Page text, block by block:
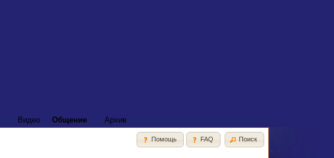
Видео Общение Архив
Помощь FAQ
Поиск